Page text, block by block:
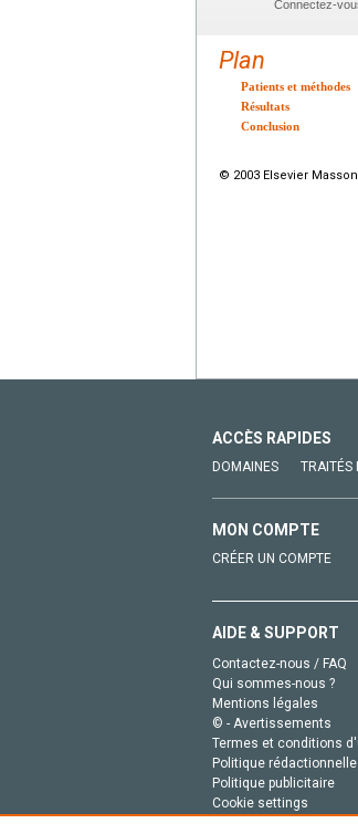
Connectez-
Plan
Patients et méthodes
Résultats
Conclusion
© 2003 Elsevier
ACCÈS RAPIDES
DOMAINES TRAITÉS
MON COMPTE
CRÉER UN COMPTE
AIDE & SUPPORT
Contactez-nous / FAQ
Qui sommes-nous ?
Mentions légales
© - Avertissements
Termes et conditions
Politique rédactionnelle
Politique publicitaire
Cookie settings